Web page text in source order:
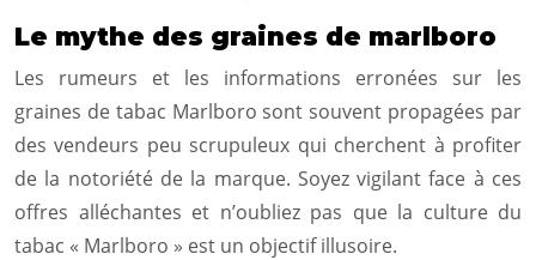
Le mythe des graines de marlboro
Les rumeurs et les informations erronées sur les
graines de tabac Marlboro sont souvent propagées par
des vendeurs peu scrupuleux qui cherchent à profiter
de la notoriété de la marque. Soyez vigilant face à ces
offres alléchantes et n’oubliez pas que la culture du
tabac « Marlboro » est un objectif illusoire.